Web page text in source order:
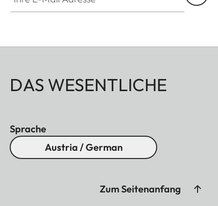
DAS WESENTLICHE
Sprache
Austria / German
Zum Seitenanfang